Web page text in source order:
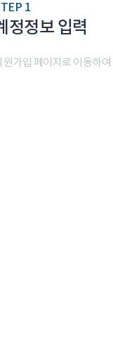
1
정정보 입력
원가입 페이지로 이동하여